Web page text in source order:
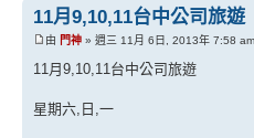
11月9,10,11台中公司旅遊
由 門神 » 週三 11月 6日, 2013年 7:58 am
11月9,10,11台中公司旅遊
星期六,日,一